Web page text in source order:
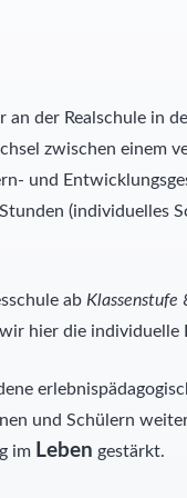
der Realschule in
zwischen
und
ab Klassenstufe
hier die
und Schülern
im Leben gestärkt.